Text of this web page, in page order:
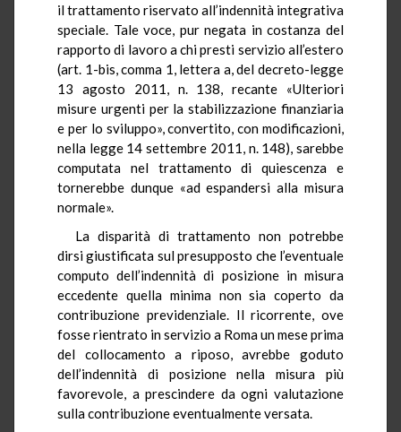
il trattamento riservato all’indennità integrativa
speciale. Tale voce, pur negata in costanza del
rapporto di lavoro a chi presti servizio all’estero
(art. 1-bis, comma 1, lettera a, del decreto-legge
13 agosto 2011, n. 138, recante «Ulteriori
misure urgenti per la stabilizzazione finanziaria
e per lo sviluppo», convertito, con modificazioni,
nella legge 14 settembre 2011, n. 148), sarebbe
computata nel trattamento di quiescenza e
tornerebbe dunque «ad espandersi alla misura
normale».
La disparità di trattamento non potrebbe
dirsi giustificata sul presupposto che l’eventuale
computo dell’indennità di posizione in misura
eccedente quella minima non sia coperto da
contribuzione previdenziale. Il ricorrente, ove
fosse rientrato in servizio a Roma un mese prima
del collocamento a riposo, avrebbe goduto
dell’indennità di posizione nella misura più
favorevole, a prescindere da ogni valutazione
sulla contribuzione eventualmente versata.